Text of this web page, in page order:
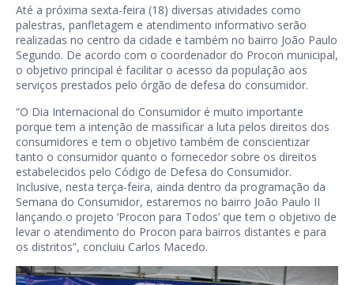
Até a próxima sexta-feira (18) diversas atividades como
palestras, panfletagem e atendimento informativo serão
realizadas no centro da cidade e também no bairro João Paulo
Segundo. De acordo com o coordenador do Procon municipal,
o objetivo principal é facilitar o acesso da população aos
serviços prestados pelo órgão de defesa do consumidor.
“O Dia Internacional do Consumidor é muito importante
porque tem a intenção de massificar a luta pelos direitos dos
consumidores e tem o objetivo também de conscientizar
tanto o consumidor quanto o fornecedor sobre os direitos
estabelecidos pelo Código de Defesa do Consumidor.
Inclusive, nesta terça-feira, ainda dentro da programação da
Semana do Consumidor, estaremos no bairro João Paulo II
lançando o projeto ‘Procon para Todos’ que tem o objetivo de
levar o atendimento do Procon para bairros distantes e para
os distritos”, concluiu Carlos Macedo.